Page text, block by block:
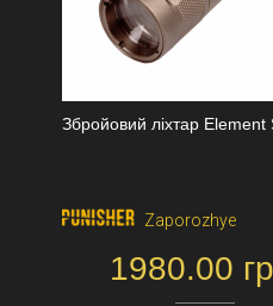
Збройовий ліхтар Element
Zaporozhye
1980.00